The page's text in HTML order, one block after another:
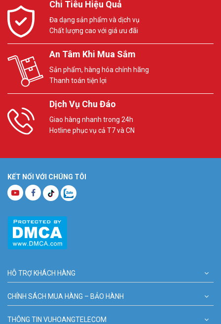
Chi Tiêu Hiệu Quả
Đa dạng sản phẩm và dịch vụ
Chất lượng cao với giá ưu đãi
An Tâm Khi Mua Sắm
Sản phẩm, hàng hóa chính hãng
Thanh toán tiện lợi
Dịch Vụ Chu Đáo
Giao hàng nhanh trong 24h
Hotline phục vụ cả T7 và CN
KẾT NỐI VỚI CHÚNG TÔI
HỖ TRỢ KHÁCH HÀNG
CHÍNH SÁCH MUA HÀNG – BẢO HÀNH
THÔNG TIN VUHOANGTELECOM